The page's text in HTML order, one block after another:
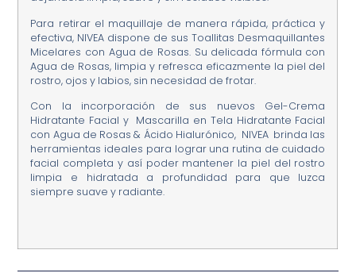
Para retirar el maquillaje de manera rápida, práctica y
efectiva, NIVEA dispone de sus Toallitas Desmaquillantes
Micelares con Agua de Rosas. Su delicada fórmula con
Agua de Rosas, limpia y refresca eficazmente la piel del
rostro, ojos y labios, sin necesidad de frotar.
Con la incorporación de sus nuevos Gel-Crema
Hidratante Facial y Mascarilla en Tela Hidratante Facial
con Agua de Rosas & Ácido Hialurónico, NIVEA brinda las
herramientas ideales para lograr una rutina de cuidado
facial completa y así poder mantener la piel del rostro
limpia e hidratada a profundidad para que luzca
siempre suave y radiante.